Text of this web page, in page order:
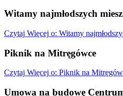
Witamy najmłodszych
Czytaj Więcej o: Witamy
Piknik na Mitręgówce
Czytaj Więcej o: Piknik na
Umowa na budowę